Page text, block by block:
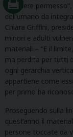
“chiedere
dell’umano da
Chiara Griffini,
minori e adulti
materiali – “E il
ma perdita per tutti
ogni gerarchia
appartiene come
per primo ha
Proseguendo sulla
quest’anno il
persone toccate da